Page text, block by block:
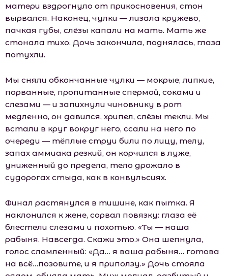
матери вздрогнуло от прикосновения, стон
вырвался. Наконец, чулки — лизала кружево,
пачкая губы, слёзы капали на мать. Мать же
стонала тихо. Дочь закончила, поднялась, глаза
потухли.
Мы сняли обкончанные чулки — мокрые, липкие,
порванные, пропитанные спермой, соками и
слезами — и запихнули чиновнику в рот
медленно, он давился, хрипел, слёзы текли. Мы
встали в круг вокруг него, ссали на него по
очереди — тёплые струи били по лицу, телу,
запах аммиака резкий, он корчился в луже,
униженный до предела, тело дрожало в
судорогах стыда, как в конвульсиях.
Финал растянулся в тишине, как пытка. Я
наклонился к жене, сорвал повязку: глаза её
блестели слезами и похотью. «Ты — наша
рабыня. Навсегда. Скажи это.» Она шепнула,
голос сломленный: «Да… я ваша рабыня… готова
на всё…позовите, и я приползу.» Дочь стояла